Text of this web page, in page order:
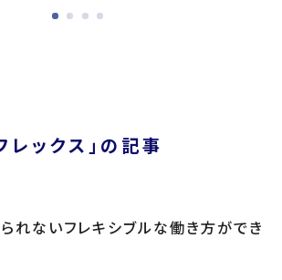
レックス」の記事
れないフレキシブルな働き方ができ